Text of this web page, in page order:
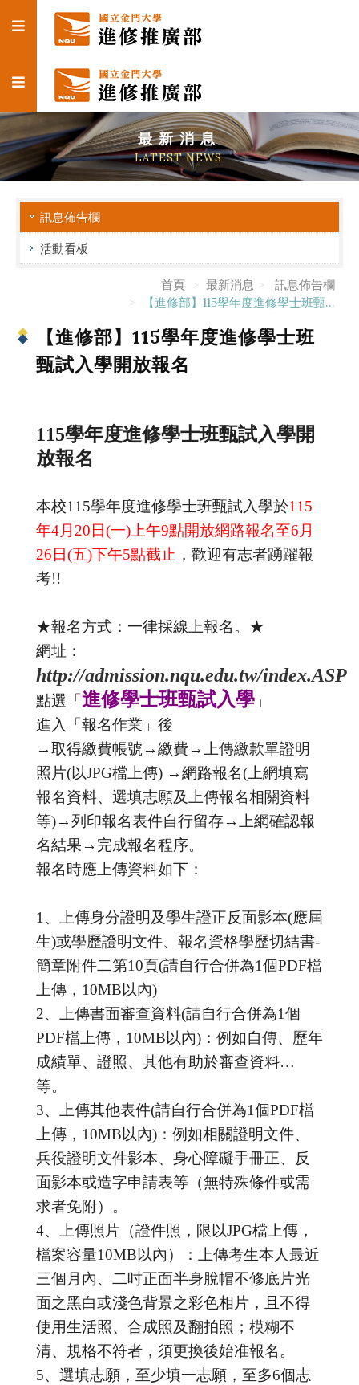
最新消息
LATEST NEWS
訊息佈告欄
活動看板
首頁 最新消息
訊息佈告欄
【進修部】115學年度進修學士班甄...
【進修部】115學年度進修學士班
甄試入學開放報名
115學年度進修學士班甄試入學開
放報名
本校115學年度進修學士班甄試入學於115
年4月20日(一)上午9點開放網路報名至6月
26日(五)下午5點截止 ，歡迎有志者踴躍報
考!!
★報名方式：一律採線上報名。★
網址：
http://admission.nqu.edu.tw/index.ASP
點選「 進修學士班甄試入學 」
進入「報名作業」後
→取得繳費帳號→繳費→上傳繳款單證明
照片(以JPG檔上傳) →網路報名(上網填寫
報名資料、選填志願及上傳報名相關資料
等)→列印報名表件自行留存→上網確認報
名結果→完成報名程序。
報名時應上傳資料如下：
1、上傳身分證明及學生證正反面影本(應屆
生)或學歷證明文件、報名資格學歷切結書-
簡章附件二第10頁(請自行合併為1個PDF檔
上傳，10MB以內)
2、上傳書面審查資料(請自行合併為1個
PDF檔上傳，10MB以內)：例如自傳、歷年
成績單、證照、其他有助於審查資料…
等。
3、上傳其他表件(請自行合併為1個PDF檔
上傳，10MB以內)：例如相關證明文件、
兵役證明文件影本、身心障礙手冊正、反
面影本或造字申請表等（無特殊條件或需
求者免附）。
4、上傳照片（證件照，限以JPG檔上傳，
檔案容量10MB以內）：上傳考生本人最近
三個月內、二吋正面半身脫帽不修底片光
面之黑白或淺色背景之彩色相片，且不得
使用生活照、合成照及翻拍照；模糊不
清、規格不符者，須更換後始准報名。
5、選填志願，至少填一志願，至多6個志